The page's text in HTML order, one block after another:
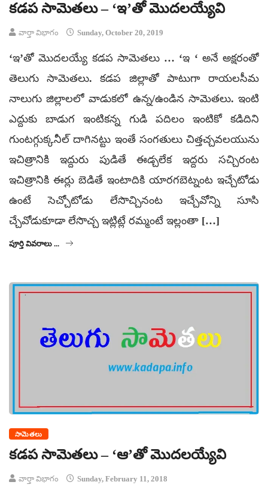
కడప సామెతలు – ‘ఇ’తో మొదలయ్యేవి
వార్తా విభాగం Sunday, October 20, 2019
‘ఇ’తో మొదలయ్యే కడప సామెతలు … ‘ఇ ‘ అనే అక్షరంతో
తెలుగు సామెతలు. కడప జిల్లాతో పాటుగా రాయలసీమ
నాలుగు జిల్లాలలో వాడుకలో ఉన్న/ఉండిన సామెతలు. ఇంటి
ఎద్దుకు బాడుగ ఇంటికన్న గుడి పదిలం ఇంటికో కడిదిని
గుంటగ్గుక్కనీల్ దాగినట్టు ఇంతే సంగతులు చిత్తచ్చవలయును
ఇచిత్రానికి ఇద్దురు పుడితే ఈడ్చలేక ఇద్దరు సచ్చిరంట
ఇచిత్రానికి ఈర్లు బెడితే ఇంటాదికి యారగబెట్నంట ఇచ్చేటోడు
ఉంటే సెచ్చోటోడు లేసొచ్చినంట ఇచ్చేవోన్ని సూసి
చ్చేవోడుకూడా లేసొచ్చ ఇట్లిట్లే రమ్మంటే ఇల్లంతా […]
పూర్తి వివరాలు ...
సామెతలు
కడప సామెతలు – ‘ఆ’తో మొదలయ్యేవి
వార్తా విభాగం Sunday, February 11, 2018